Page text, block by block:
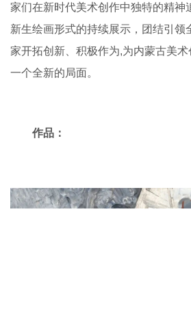
家们在新时代美术创作中独特的精神
新生绘画形式的持续展示，团结引领
家开拓创新、积极作为,为内蒙古美
一个全新的局面。
作品：